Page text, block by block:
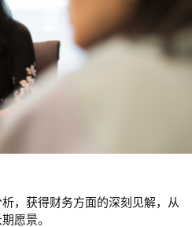
，获得财务方面的深刻见解，从
愿景。